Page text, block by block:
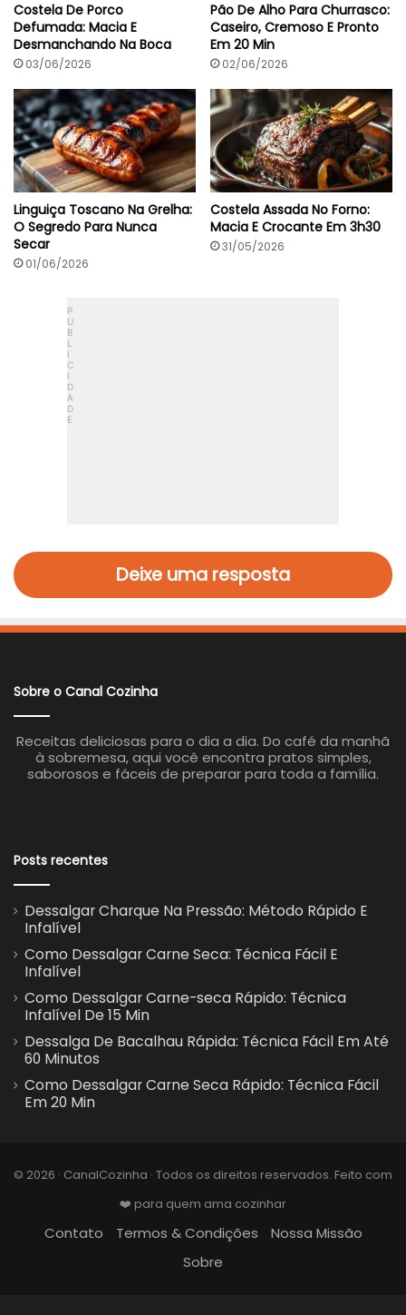
Costela De Porco
Defumada: Macia E
Desmanchando Na Boca
03/06/2026
Pão De Alho Para Churrasco:
Caseiro, Cremoso E Pronto
Em 20 Min
02/06/2026
Linguiça Toscano Na Grelha:
O Segredo Para Nunca
Secar
01/06/2026
Costela Assada No Forno:
Macia E Crocante Em 3h30
31/05/2026
Deixe uma resposta
Sobre o Canal Cozinha
Receitas deliciosas para o dia a dia. Do café da manhã
à sobremesa, aqui você encontra pratos simples,
saborosos e fáceis de preparar para toda a família.
Posts recentes
Dessalgar Charque Na Pressão: Método Rápido E
Infalível
Como Dessalgar Carne Seca: Técnica Fácil E
Infalível
Como Dessalgar Carne-seca Rápido: Técnica
Infalível De 15 Min
Dessalga De Bacalhau Rápida: Técnica Fácil Em Até
60 Minutos
Como Dessalgar Carne Seca Rápido: Técnica Fácil
Em 20 Min
© 2026 · CanalCozinha · Todos os direitos reservados. Feito com
❤️ para quem ama cozinhar
Contato Termos & Condições
Nossa Missão
Sobre